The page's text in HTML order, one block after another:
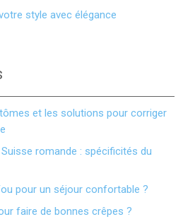
style avec élégance
et les solutions pour corriger
romande : spécificités du
pour un séjour confortable ?
faire de bonnes crêpes ?